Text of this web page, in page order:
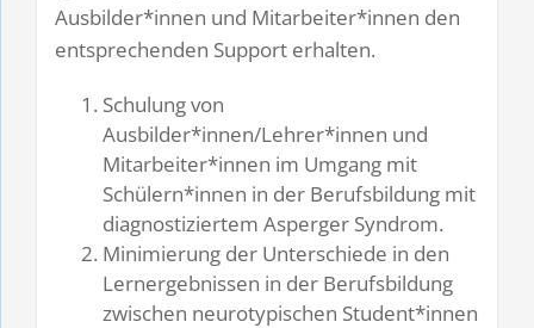
Ausbilder*innen und Mitarbeiter*innen den
entsprechenden Support erhalten.
Schulung von
Ausbilder*innen/Lehrer*innen und
Mitarbeiter*innen im Umgang mit
Schülern*innen in der Berufsbildung mit
diagnostiziertem Asperger Syndrom.
Minimierung der Unterschiede in den
Lernergebnissen in der Berufsbildung
zwischen neurotypischen Student*innen